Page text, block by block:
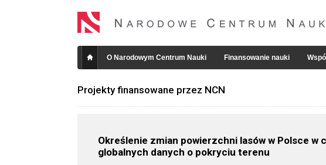
O Narodowym Centrum Nauki Finansowanie nauki
Projekty finansowane przez NCN
Określenie zmian powierzchni lasów w Polsce w
globalnych danych o pokryciu terenu